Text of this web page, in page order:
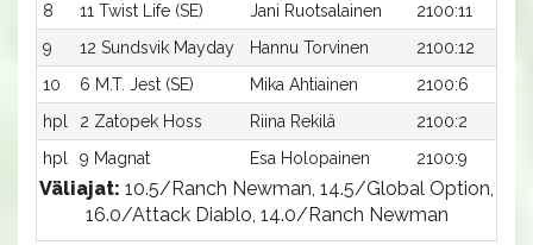
8
11 Twist Life (SE) Jani Ruotsalainen 2100:11
9
12 Sundsvik Mayday Hannu Torvinen 2100:12
10
6 M.T. Jest (SE) Mika Ahtiainen 2100:6
hpl
2 Zatopek Hoss Riina Rekilä 2100:2
hpl
9 Magnat Esa Holopainen 2100:9
Väliajat: 10.5/Ranch Newman, 14.5/Global Option,
16.0/Attack Diablo, 14.0/Ranch Newman